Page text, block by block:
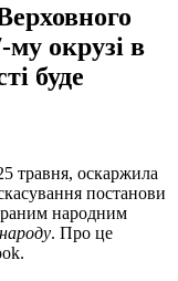
му окрузі в
буде
травня, оскаржила
постанови
народним
. Про це